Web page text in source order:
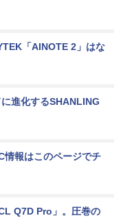
「AINOTE 2」はな
進化するSHANLING
情報はこのページでチ
Q7D Pro」。圧巻の